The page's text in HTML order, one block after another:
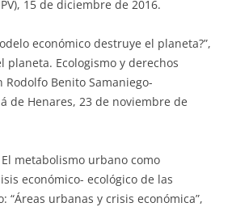
15 de diciembre de 2016.
económico destruye el planeta?”,
planeta. Ecologismo y derechos
Rodolfo Benito Samaniego-
de Henares, 23 de noviembre de
metabolismo urbano como
económico- ecológico de las
“Áreas urbanas y crisis económica”,